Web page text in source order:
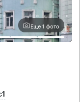
Еще 1 фото